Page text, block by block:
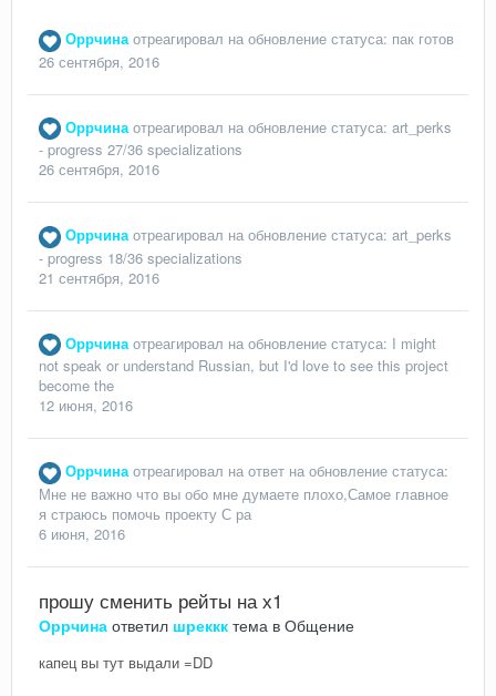
Оррчинаотреагировал на обновление статуса: пак готов
26 сентября, 2016
Оррчина отреагировал на обновление статуса: art_perks
- progress 27/36 specializations
26 сентября, 2016
Оррчинаотреагировал на обновление статуса: art_perks
- progress 18/36 specializations
21 сентября, 2016
Оррчина отреагировал на обновление статуса: I might
not speak or understand Russian, but I'd love to see this project
become the
12 июня, 2016
Оррчинаотреагировал на ответ на обновление статуса:
Мне не важно что вы обо мне думаете плохо,Самое главное
я страюсь помочь проекту С ра
6 июня, 2016
прошу сменить рейты на х1
Оррчина ответил шреккк тема в Общение
капец вы тут выдали =DD